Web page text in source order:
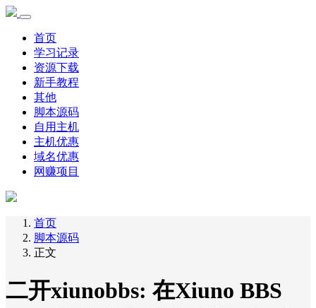
首页
学习记录
资源下载
新手教程
其他
脚本源码
自用主机
主机优惠
域名优惠
网赚项目
首页
脚本源码
正文
二开xiunobbs: 在Xiuno BBS